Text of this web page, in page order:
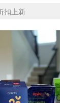
扣上新
肤3.5折
3折
好价汇总
叠9折
8折
超市实拍
票捡漏
起
牌1折起
3折起
1折护肤1折
季6.2折
送Airpods
汇总送$50
好物
7.5折
高奢地板价
6折
折起
首饰2折
促销
妆礼
好物
演开票
时尚3折
护肤
$33沐浴露
折
馆门票6折
$16送香薰
6.8折
日历2.3折
促3折
雾$16
装逆天2折
家4折
6折起
品2.7折
9折
美容仪9折
Live
美衣3折
地机3.7折
杯$24
网5折
6.3折